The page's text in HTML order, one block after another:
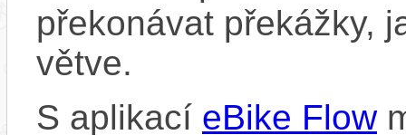
překonávat překážky,
větve.
S aplikací eBike Flow